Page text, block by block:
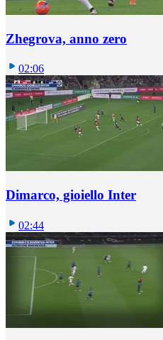
Zhegrova, anno zero
02:06
Dimarco, gioiello Inter
02:44